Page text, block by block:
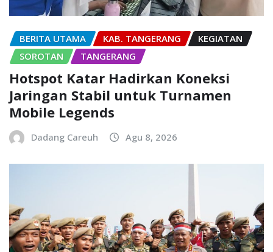
BERITA UTAMA KAB. TANGERANG
KEGIATAN
SOROTAN
TANGERANG
Hotspot Katar Hadirkan Koneksi
Jaringan Stabil untuk Turnamen
Mobile Legends
Dadang Careuh Agu 8, 2026